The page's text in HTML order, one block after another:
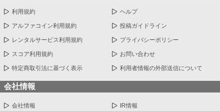
利用規約 ヘルプ
アルファコイン利用規約 投稿ガイドライン
レンタルサービス利用規約 プライバシーポリシー
スコア利用規約 お問い合わせ
特定商取引法に基づく表示 利用者情報の外部送信について
会社情報
会社情報 IR情報